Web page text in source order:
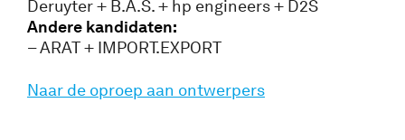
Deruyter + B.A.S. + hp engineers + D2S
Andere kandidaten:
– ARAT + IMPORT.EXPORT
Naar de oproep aan ontwerpers